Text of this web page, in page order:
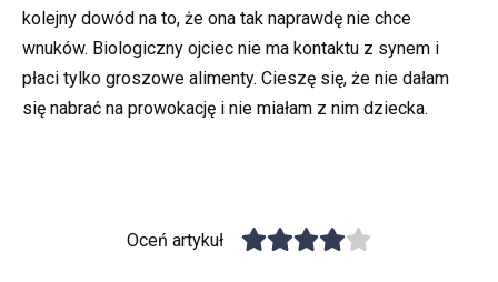
kolejny dowód na to, że ona tak naprawdę nie chce
wnuków. Biologiczny ojciec nie ma kontaktu z synem i
płaci tylko groszowe alimenty. Cieszę się, że nie dałam
się nabrać na prowokację i nie miałam z nim dziecka.
Oceń artykuł